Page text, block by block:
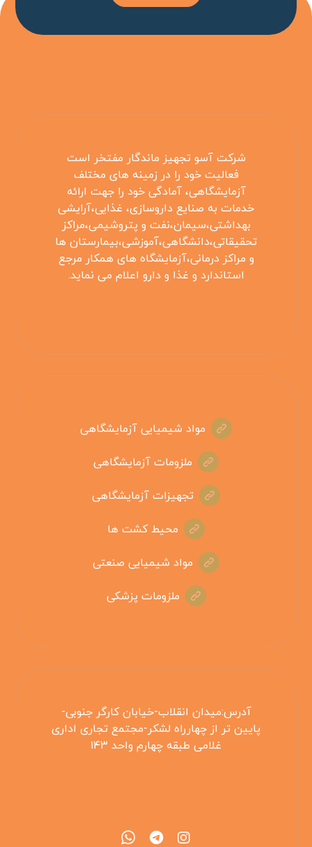
شرکت آسو تجهیز ماندگار مفتخر است
فعالیت خود را در زمینه های مختلف
آزمایشگاهی، آمادگی خود را جهت ارائه
خدمات به صنایع داروسازی، غذایی،آرایشی
بهداشتی،سیمان،نفت و پتروشیمی،مراکز
تحقیقاتی،دانشگاهی،آموزشی،بیمارستان ها
و مراکز درمانی،آزمایشگاه های همکار مرجع
استاندارد و غذا و دارو اعلام می نماید.
مواد شیمیایی آزمایشگاهی
ملزومات آزمایشگاهی
تجهیزات آزمایشگاهی
محیط کشت ها
مواد شیمیایی صنعتی
ملزومات پزشکی
آدرس:میدان انقلاب-خیابان کارگر جنوبی-
پایین تر از چهارراه لشکر-مجتمع تجاری اداری
غلامی طبقه چهارم واحد ۱۴۳